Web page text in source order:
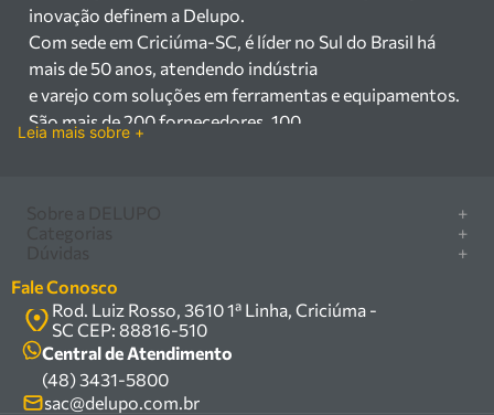
inovação definem a Delupo.
Com sede em Criciúma-SC, é líder no Sul do Brasil há
mais de 50 anos, atendendo indústria
e varejo com soluções em ferramentas e equipamentos.
São mais de 200 fornecedores, 100
equipamentos industriais no Sul do Brasil. Com sede em
Criciúma – SC, atendemos os
setores industrial e varejista com um amplo portfólio de
produtos à pronta entrega.
Trabalhamos com mais de 200 fornecedores parceiros e
um estoque com mais de
Leia mais sobre +
+
Marcas
Política de privacidade
Política de entrega
Termos e condições
Fale conosco
+
Serra circular
Compressor
Caixa Organizadora
Carrinho Armazém
Kits
+
Como comprar
Central de ajuda
Troca, devolução e garantia
Fale Conosco
Rod. Luiz Rosso, 3610 1ª Linha, Criciúma -
SC CEP: 88816-510
Central de Atendimento
(48) 3431-5800
sac@delupo.com.br